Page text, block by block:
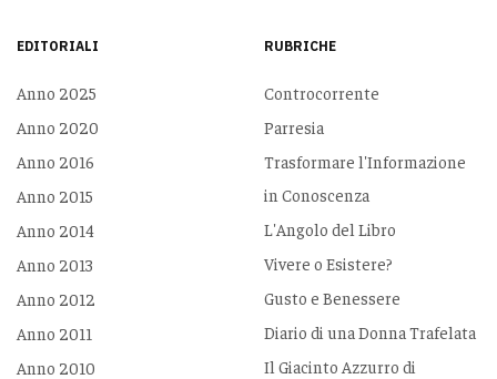
EDITORIALI
Anno 2025
Anno 2020
Anno 2016
Anno 2015
Anno 2014
Anno 2013
Anno 2012
Anno 2011
Anno 2010
RUBRICHE
Controcorrente
Parresia
Trasformare l'Informazione
in Conoscenza
L'Angolo del Libro
Vivere o Esistere?
Gusto e Benessere
Diario di una Donna Trafelata
Il Giacinto Azzurro di